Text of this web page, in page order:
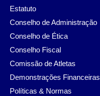
Estatuto
Conselho de Administração
Conselho de Ética
Conselho Fiscal
Comissão de Atletas
Demonstrações Financeiras
Políticas & Normas